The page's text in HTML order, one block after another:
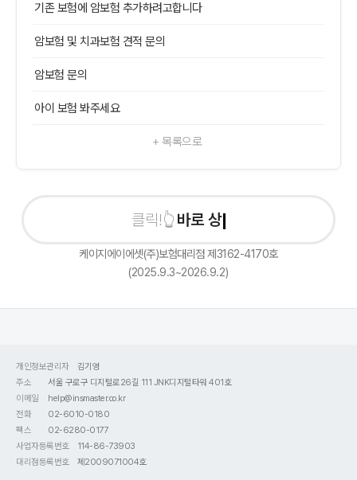
기존 보험에 암보험 추가하려고합니다
암보험 및 치과보험 견적 문의
암보험 문의
아이 보험 봐주세요
+ 목록으로
바로 상담신
케이지에이에셋(주)보험대리점 제3162-4170호
(2025.9.3~2026.9.2)
개인정보관리자
김기영
주소
서울 구로구 디지털로26길 111 JNK디지털타워 401호
이메일
help@insmaster.co.kr
전화
02-6010-0180
팩스
02-6280-0177
사업자등록번호
114-86-73903
대리점등록번호
제2009071004호